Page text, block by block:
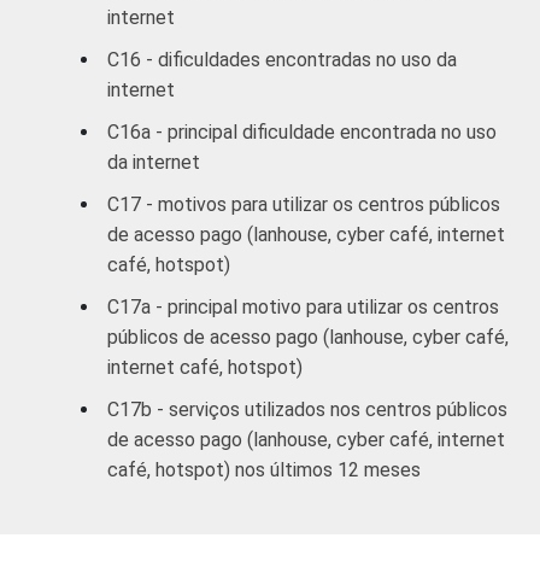
SITUAÇÃO
EMPREGO
Desempregado 81
Não integra a
população
economicamente
ativa
69
1Base ponderada: 9.932 entrevistados que
usaram a Internet nos últimos três meses
(amostra principal +oversamplede usuários
internet
C16 - dificuldades encontradas no uso da
internet
C16a - principal dificuldade encontrada no uso
da internet
C17 - motivos para utilizar os centros públicos
de acesso pago (lanhouse, cyber café, internet
café, hotspot)
C17a - principal motivo para utilizar os centros
públicos de acesso pago (lanhouse, cyber café,
internet café, hotspot)
C17b - serviços utilizados nos centros públicos
de acesso pago (lanhouse, cyber café, internet
café, hotspot) nos últimos 12 meses